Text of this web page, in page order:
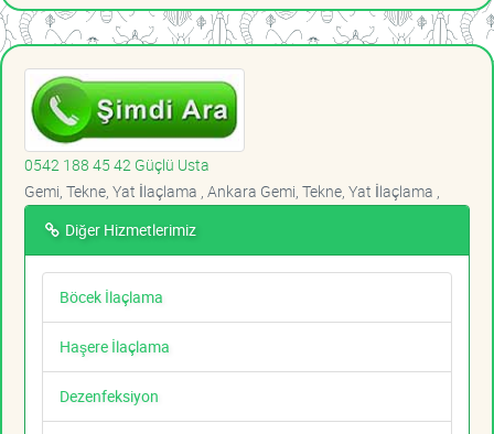
0542 188 45 42 Güçlü Usta
Gemi, Tekne, Yat İlaçlama , Ankara Gemi, Tekne, Yat İlaçlama ,
Diğer Hizmetlerimiz
Böcek İlaçlama
Haşere İlaçlama
Dezenfeksiyon